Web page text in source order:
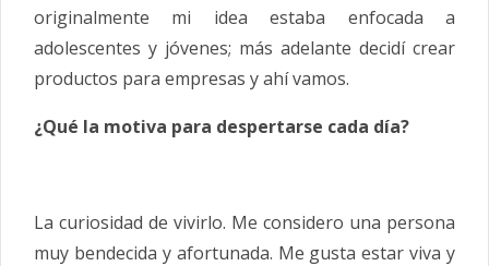
originalmente mi idea estaba enfocada a
adolescentes y jóvenes; más adelante decidí crear
productos para empresas y ahí vamos.
¿Qué la motiva para despertarse cada día?
La curiosidad de vivirlo. Me considero una persona
muy bendecida y afortunada. Me gusta estar viva y